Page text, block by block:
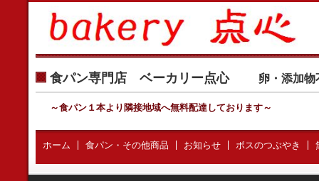
食パン専門店 ベーカリー点心 卵・添加
～食パン１本より隣接地域へ無料配達しております～
ホーム 食パン・その他商品 お知らせ ボスのつぶやき